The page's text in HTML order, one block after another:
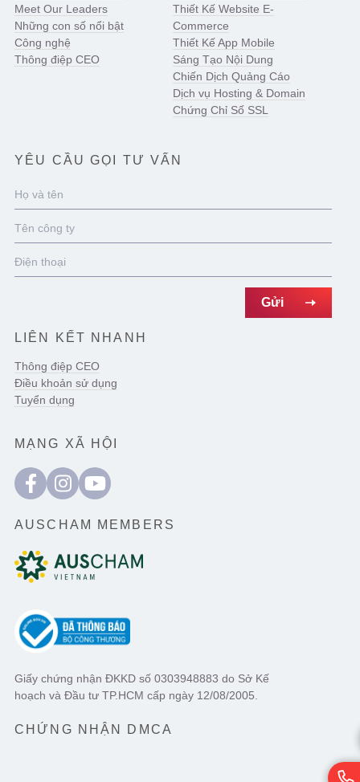
Meet Our Leaders
Những con số nổi bật
Công nghệ
Thông điệp CEO
Thiết Kế Website E-
Commerce
Thiết Kế App Mobile
Sáng Tạo Nội Dung
Chiến Dịch Quảng Cáo
Dịch vụ Hosting & Domain
Chứng Chỉ Số SSL
YÊU CẦU GỌI TƯ VẤN
LIÊN KẾT NHANH
Thông điệp CEO
Điều khoản sử dụng
Tuyển dụng
MẠNG XÃ HỘI
AUSCHAM MEMBERS
Giấy chứng nhận ĐKKD số 0303948883 do Sở Kế
hoạch và Đầu tư TP.HCM cấp ngày 12/08/2005.
CHỨNG NHẬN DMCA